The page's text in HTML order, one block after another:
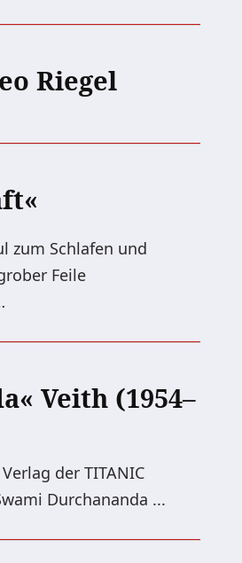
Riegel
zum Schlafen und
Feile
Veith (1954–
der TITANIC
Durchananda ...